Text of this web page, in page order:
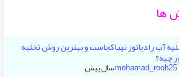
آب رادیاتور تیبا کجاست و بهترین روش تخلیه